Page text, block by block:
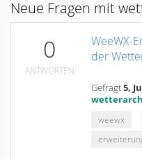
Neue Fragen mit
0
ANTWORTEN
WeeWX-
der
Gefragt5,
weewx